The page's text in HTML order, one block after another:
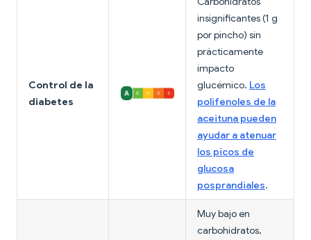
Control de la
diabetes
insignificantes (1 g
por pincho) sin
prácticamente
impacto
glucémico. Los
polifenoles de la
aceituna pueden
ayudar a atenuar
los picos de
glucosa
posprandiales.
Muy bajo en
carbohidratos,